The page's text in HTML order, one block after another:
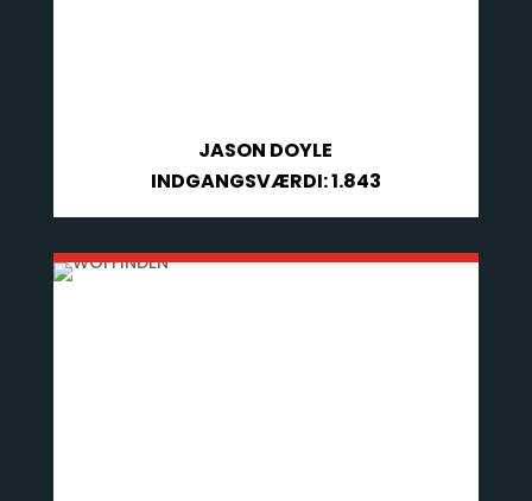
JASON DOYLE
INDGANGSVÆRDI: 1.843